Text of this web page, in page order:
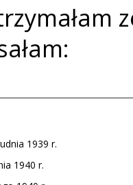
1939 r.
1940 r.